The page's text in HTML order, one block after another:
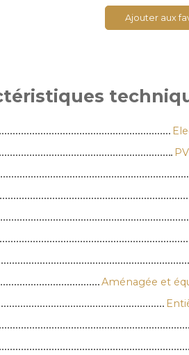
Ajouter aux
Aménagée et